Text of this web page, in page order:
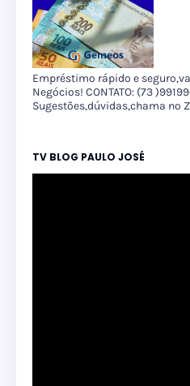
Empréstimo rápido e
Negócios! CONTATO: (73
Sugestões,dúvidas,chama no
TV BLOG PAULO JOSÉ